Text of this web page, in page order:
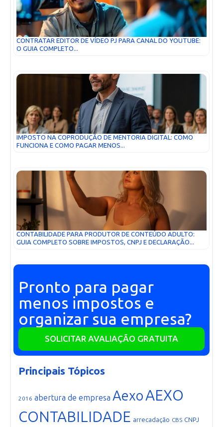
CONTRATAR EDITOR DE VÍDEO PJ PARA CANAL DO YOUTUBE:
O GUIA COMPLETO...
IMPOSTO NA COPRODUÇÃO DE MENTORIA DIGITAL: COMO
FUNCIONA E COMO PAGAR MENOS...
CONTABILIDADE PARA PRODUTOR DE CONTEÚDO ADULTO:
GUIA COMPLETO SOBRE IMPOSTOS, CNPJ E DECLARAÇÃO...
Pronto para pagar
menos impostos e
organizar sua empresa?
SOLICITAR AVALIAÇÃO GRATUITA
Principais Tópicos
2016 abertura de empresa AexoAEXO
CONTABILIDADE arrecadação CBS CNPJ